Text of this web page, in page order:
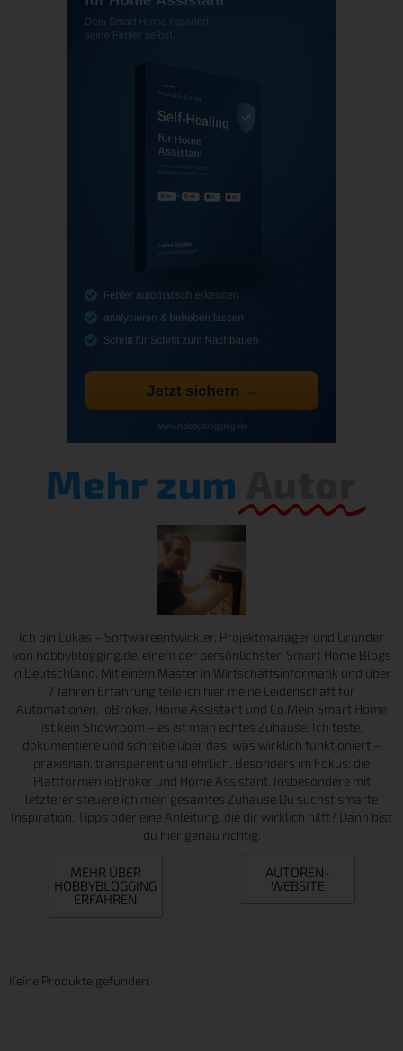
Mehr zum
Ich bin Lukas – Softwareentwickler, Projektmanager und Gründer
von hobbyblogging.de, einem der persönlichsten Smart Home Blogs
in Deutschland. Mit einem Master in Wirtschaftsinformatik und über
7 Jahren Erfahrung teile ich hier meine Leidenschaft für
Automationen, ioBroker, Home Assistant und Co.Mein Smart Home
ist kein Showroom – es ist mein echtes Zuhause. Ich teste,
dokumentiere und schreibe über das, was wirklich funktioniert –
praxisnah, transparent und ehrlich. Besonders im Fokus: die
Plattformen ioBroker und Home Assistant. Insbesondere mit
letzterer steuere ich mein gesamtes Zuhause.Du suchst smarte
Inspiration, Tipps oder eine Anleitung, die dir wirklich hilft? Dann bist
du hier genau richtig.
MEHR ÜBER
HOBBYBLOGGING
ERFAHREN
AUTOREN-
WEBSITE
Keine Produkte gefunden.